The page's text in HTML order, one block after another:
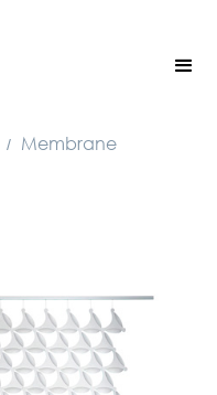
/ Membrane